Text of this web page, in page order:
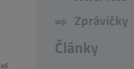
wp Zprávičky
Články